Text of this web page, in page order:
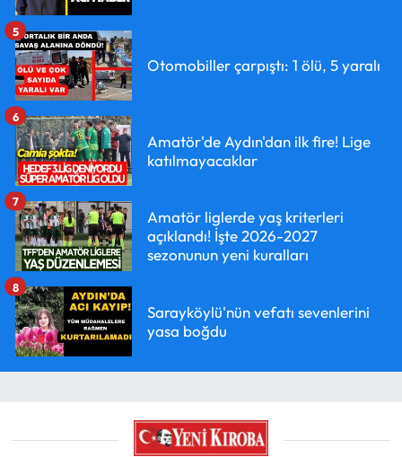
Otomobiller çarpıştı: 1 ölü, 5 yaralı
5
Amatör'de Aydın'dan ilk fire! Lige
katılmayacaklar
6
Amatör liglerde yaş kriterleri
açıklandı! İşte 2026-2027
sezonunun yeni kuralları
7
Sarayköylü'nün vefatı sevenlerini
yasa boğdu
8